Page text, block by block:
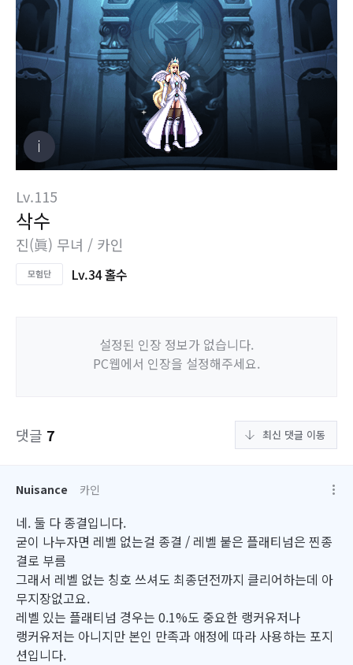
Lv.115
삭수
진(眞) 무녀 / 카인
Lv.34 홀수
설정된 인장 정보가 없습니다.
PC웹에서 인장을 설정해주세요.
댓글 7 최신 댓글 이동
Nuisance 카인
네. 둘 다 종결입니다.
굳이 나누자면 레벨 없는걸 종결 / 레벨 붙은 플래티넘은 찐종
결로 부름
그래서 레벨 없는 칭호 쓰셔도 최종던전까지 클리어하는데 아
무지장없고요.
레벨 있는 플래티넘 경우는 0.1%도 중요한 랭커유저나
랭커유저는 아니지만 본인 만족과 애정에 따라 사용하는 포지
션입니다.